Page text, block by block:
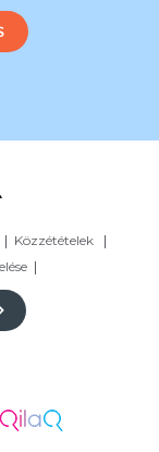
Közzétételek